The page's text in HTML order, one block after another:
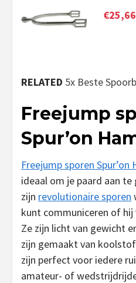
€25,66
RELATED 5x Beste
Freejump
Spur’on
Freejump sporen
ideaal om je paard aan
zijn revolutionaire sporen
kunt communiceren of
Ze zijn licht van gewicht
zijn gemaakt van
zijn perfect voor iedere
amateur- of